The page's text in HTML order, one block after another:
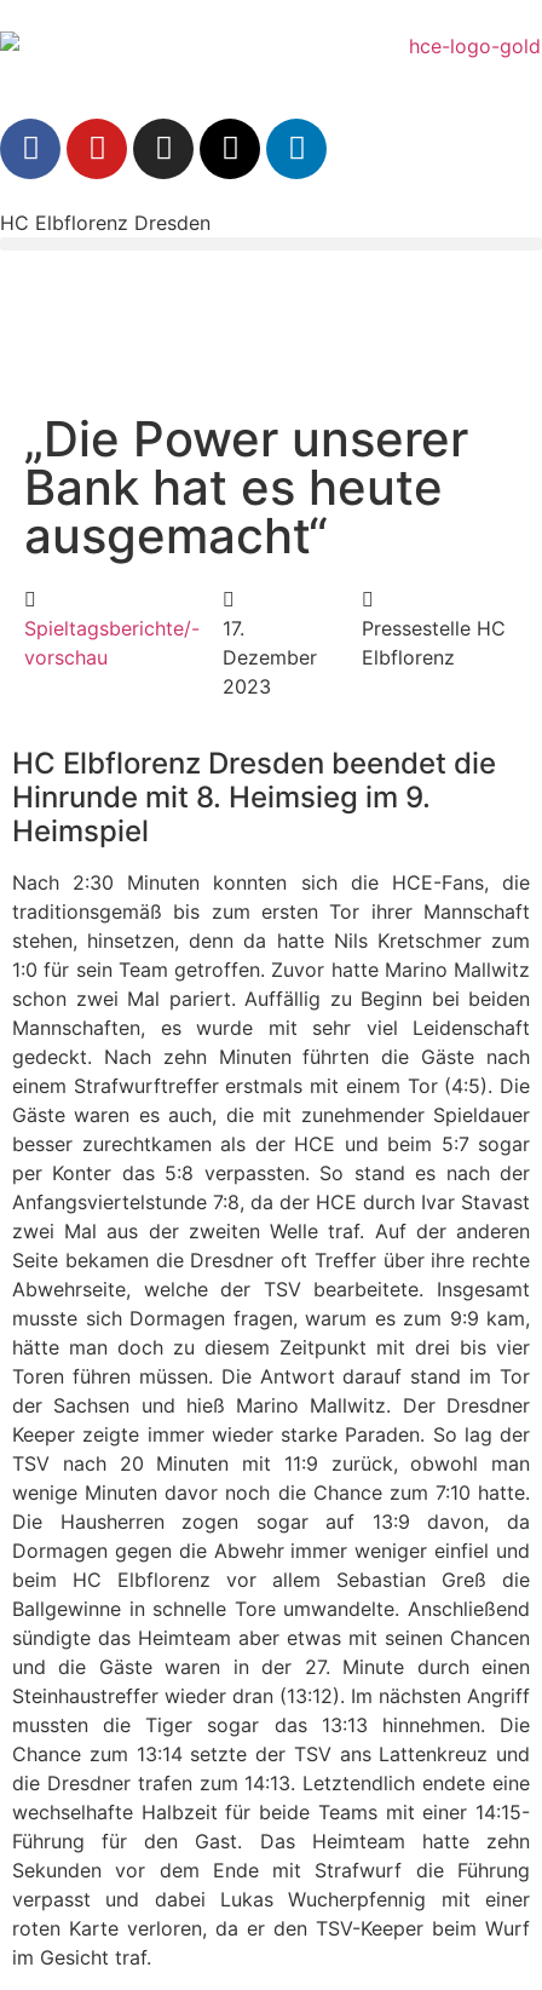
HC Elbflorenz Dresden
„Die Power unserer
Bank hat es heute
ausgemacht“
Spieltagsberichte/-
vorschau
17.
Dezember
2023
Pressestelle HC
Elbflorenz
HC Elbflorenz Dresden beendet die
Hinrunde mit 8. Heimsieg im 9.
Heimspiel
Nach 2:30 Minuten konnten sich die HCE-Fans, die
traditionsgemäß bis zum ersten Tor ihrer Mannschaft
stehen, hinsetzen, denn da hatte Nils Kretschmer zum
1:0 für sein Team getroffen. Zuvor hatte Marino Mallwitz
schon zwei Mal pariert. Auffällig zu Beginn bei beiden
Mannschaften, es wurde mit sehr viel Leidenschaft
gedeckt. Nach zehn Minuten führten die Gäste nach
einem Strafwurftreffer erstmals mit einem Tor (4:5). Die
Gäste waren es auch, die mit zunehmender Spieldauer
besser zurechtkamen als der HCE und beim 5:7 sogar
per Konter das 5:8 verpassten. So stand es nach der
Anfangsviertelstunde 7:8, da der HCE durch Ivar Stavast
zwei Mal aus der zweiten Welle traf. Auf der anderen
Seite bekamen die Dresdner oft Treffer über ihre rechte
Abwehrseite, welche der TSV bearbeitete. Insgesamt
musste sich Dormagen fragen, warum es zum 9:9 kam,
hätte man doch zu diesem Zeitpunkt mit drei bis vier
Toren führen müssen. Die Antwort darauf stand im Tor
der Sachsen und hieß Marino Mallwitz. Der Dresdner
Keeper zeigte immer wieder starke Paraden. So lag der
TSV nach 20 Minuten mit 11:9 zurück, obwohl man
wenige Minuten davor noch die Chance zum 7:10 hatte.
Die Hausherren zogen sogar auf 13:9 davon, da
Dormagen gegen die Abwehr immer weniger einfiel und
beim HC Elbflorenz vor allem Sebastian Greß die
Ballgewinne in schnelle Tore umwandelte. Anschließend
sündigte das Heimteam aber etwas mit seinen Chancen
und die Gäste waren in der 27. Minute durch einen
Steinhaustreffer wieder dran (13:12). Im nächsten Angriff
mussten die Tiger sogar das 13:13 hinnehmen. Die
Chance zum 13:14 setzte der TSV ans Lattenkreuz und
die Dresdner trafen zum 14:13. Letztendlich endete eine
wechselhafte Halbzeit für beide Teams mit einer 14:15-
Führung für den Gast. Das Heimteam hatte zehn
Sekunden vor dem Ende mit Strafwurf die Führung
verpasst und dabei Lukas Wucherpfennig mit einer
roten Karte verloren, da er den TSV-Keeper beim Wurf
im Gesicht traf.